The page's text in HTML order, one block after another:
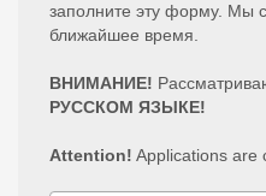
заполните эту форму. Мы
ближайшее время.
ВНИМАНИЕ!
РУССКОМ ЯЗЫКЕ!
Attention! Applications are